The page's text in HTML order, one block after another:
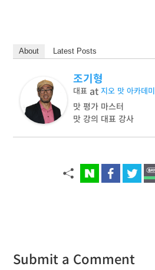
About Latest Posts
조기형
대표 at지오 맛 아카데미
맛 평가 마스터
맛 강의 대표 강사
Submit a Comment